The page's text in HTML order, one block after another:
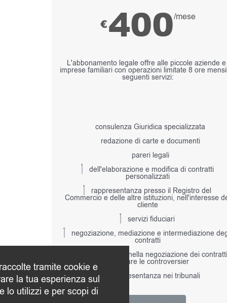
€400/mese
L'abbonamento legale offre alle piccole aziende
imprese familiari con operazioni limitate 8 ore
seguenti servizi:
consulenza Giuridica specializzata
redazione di carte e documenti
pareri legali
dell'elaborazione e modifica di contratti
personalizzati
rappresentanza presso il Registro del
Commercio e delle altre istituzioni, nell'interesse
cliente
servizi fiduciari
negoziazione, mediazione e intermediazione
contratti
assistere il cliente nella negoziazione dei
conciliare le controversier
la rappresentanza nei tribunali
tramite cookie e
la tua esperienza sul
lo utilizzi e per scopi di